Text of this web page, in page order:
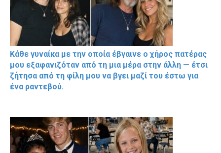
Κάθε γυναίκα με την οποία έβγαινε ο χήρος πατέρας
μου εξαφανιζόταν από τη μια μέρα στην άλλη — έτσι
ζήτησα από τη φίλη μου να βγει μαζί του έστω για
ένα ραντεβού.